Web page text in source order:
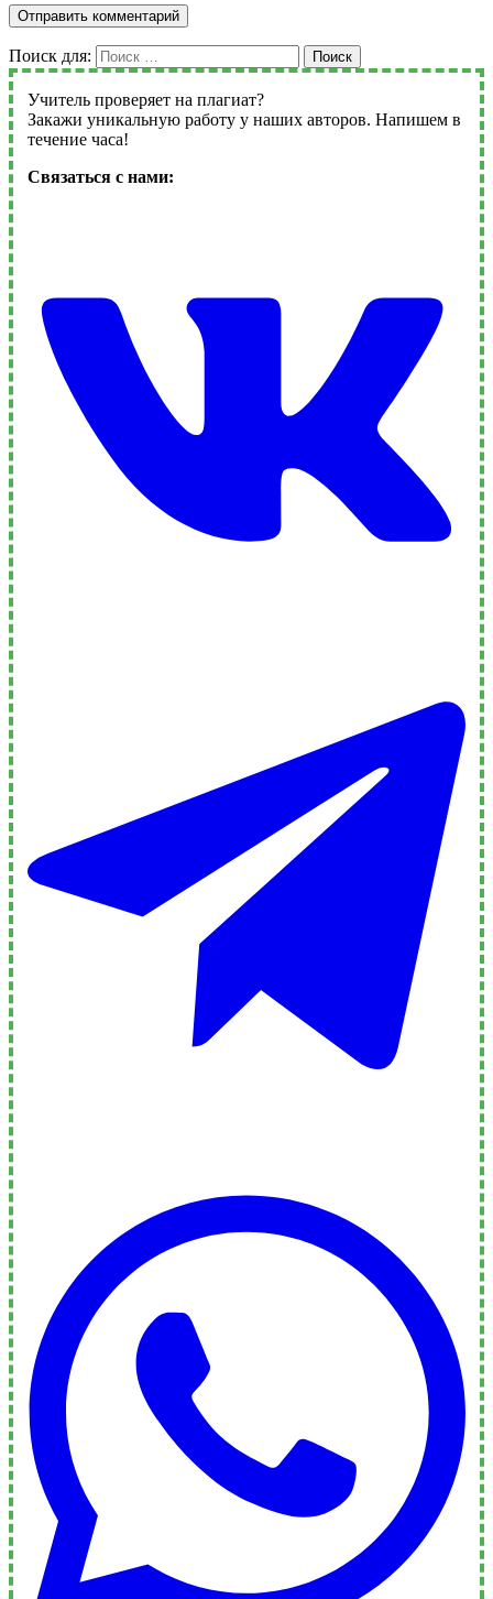
Поиск для: Поиск
Учитель проверяет на плагиат?
Закажи уникальную работу у наших авторов. Напишем в
течение часа!
Связаться с нами: